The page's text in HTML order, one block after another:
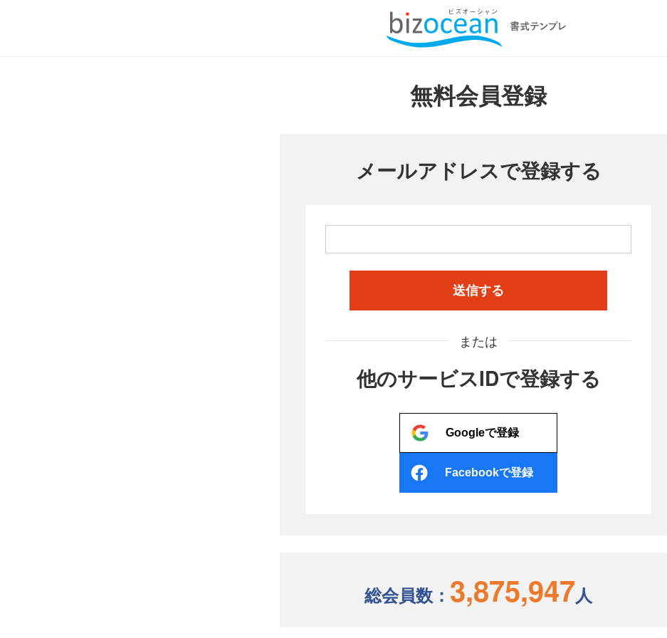
無料会員登録
メールアドレスで登録する
送信する
または
他のサービスIDで登録する
Googleで登録
Facebookで登録
総会員数： 3,875,947人